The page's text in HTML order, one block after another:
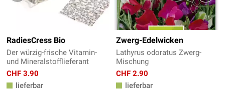
RadiesCress Bio
Der würzig-frische Vitamin-
und Mineralstofflieferant
CHF 3.90
lieferbar
Zwerg-Edelwicken
Lathyrus odoratus Zwerg-
Mischung
CHF 2.90
lieferbar